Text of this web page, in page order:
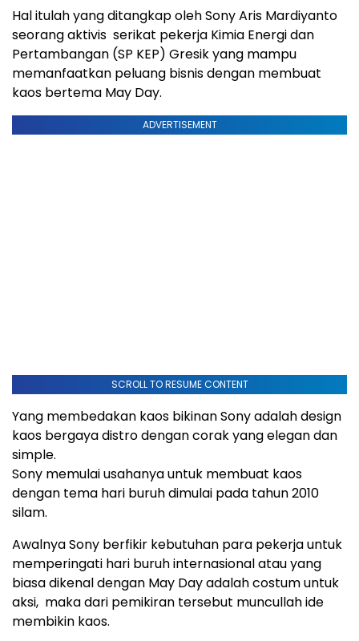
Hal itulah yang ditangkap oleh Sony Aris Mardiyanto
seorang aktivis serikat pekerja Kimia Energi dan
Pertambangan (SP KEP) Gresik yang mampu
memanfaatkan peluang bisnis dengan membuat
kaos bertema May Day.
ADVERTISEMENT
SCROLL TO RESUME CONTENT
Yang membedakan kaos bikinan Sony adalah design
kaos bergaya distro dengan corak yang elegan dan
simple.
Sony memulai usahanya untuk membuat kaos
dengan tema hari buruh dimulai pada tahun 2010
silam.
Awalnya Sony berfikir kebutuhan para pekerja untuk
memperingati hari buruh internasional atau yang
biasa dikenal dengan May Day adalah costum untuk
aksi, maka dari pemikiran tersebut muncullah ide
membikin kaos.